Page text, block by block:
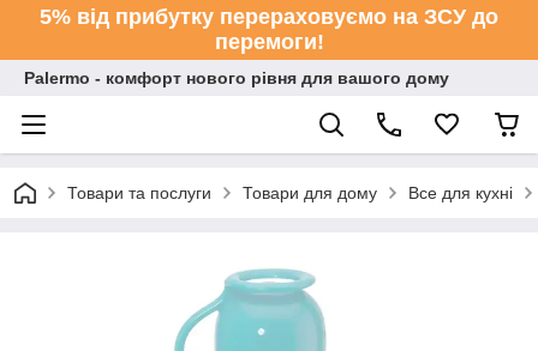
5% від прибутку перераховуємо на ЗСУ до
перемоги!
Palermo - комфорт нового рівня для вашого дому
Товари та послуги Товари для дому Все для кухні